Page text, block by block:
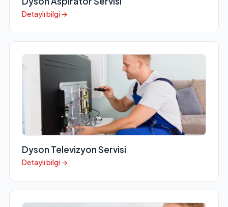
Detaylı bilgi →
Dyson Televizyon Servisi
Detaylı bilgi →